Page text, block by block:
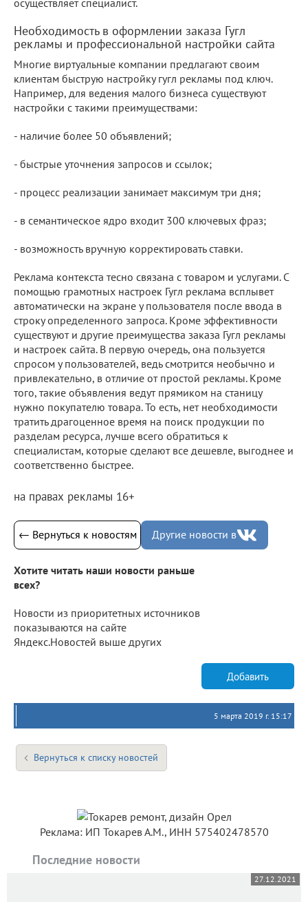
Необходимость в оформлении заказа Гугл
рекламы и профессиональной настройки сайта
Многие виртуальные компании предлагают своим
клиентам быструю настройку гугл рекламы под ключ.
Например, для ведения малого бизнеса существуют
настройки с такими преимуществами:
- наличие более 50 объявлений;
- быстрые уточнения запросов и ссылок;
- процесс реализации занимает максимум три дня;
- в семантическое ядро входит 300 ключевых фраз;
- возможность вручную корректировать ставки.
Реклама контекста тесно связана с товаром и услугами. С
помощью грамотных настроек Гугл реклама всплывет
автоматически на экране у пользователя после ввода в
строку определенного запроса. Кроме эффективности
существуют и другие преимущества заказа Гугл рекламы
и настроек сайта. В первую очередь, она пользуется
спросом у пользователей, ведь смотрится необычно и
привлекательно, в отличие от простой рекламы. Кроме
того, такие объявления ведут прямиком на станицу
нужно покупателю товара. То есть, нет необходимости
тратить драгоценное время на поиск продукции по
разделам ресурса, лучше всего обратиться к
специалистам, которые сделают все дешевле, выгоднее и
соответственно быстрее.
на правах рекламы 16+
← Вернуться к новостям Другие новости в
Хотите читать наши новости раньше
всех?
Новости из приоритетных источников
показываются на сайте
Яндекс.Новостей выше других
Добавить
5 марта 2019 г. 15:17
Вернуться к списку новостей
Реклама: ИП Токарев А.М., ИНН 575402478570
Последние новости
27.12.2021